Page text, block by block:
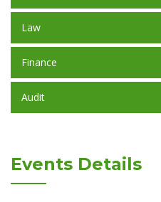
Law
Finance
Audit
Events Details